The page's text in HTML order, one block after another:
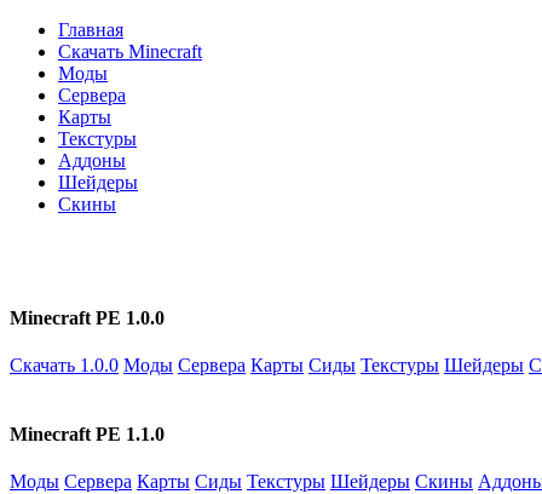
Главная
Скачать Minecraft
Моды
Сервера
Карты
Текстуры
Аддоны
Шейдеры
Скины
Minecraft PE 1.0.0
Скачать 1.0.0 Моды Сервера Карты Сиды Текстуры Шейдеры
Minecraft PE 1.1.0
Моды Сервера Карты Сиды Текстуры Шейдеры Скины